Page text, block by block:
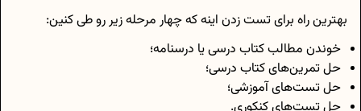
بهترین راه برای تست زدن اینه که چهار مرحله زیر رو طی کنین:
خوندن مطالب کتاب درسی یا درسنامه؛
حل تمرین‌های کتاب درسی؛
حل تست‌های آموزشی؛